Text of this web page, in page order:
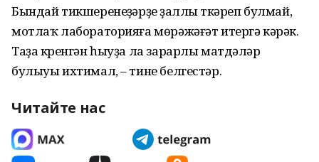
Бындай тикшеренеүҙәрҙе үҙаллы үткәреп булмай,
мотлаҡ лабораторияға мөрәжәғәт итергә кәрәк.
Таҙа күренгән һыуҙа ла зарарлы матдәләр
булыуы ихтимал, – тине белгестәр.
Читайте нас